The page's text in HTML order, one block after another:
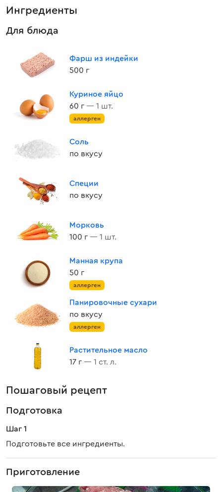
Ингредиенты
Для блюда
Фарш из индейки
500 г
Куриное яйцо
60 г — 1 шт.
аллерген
Соль
по вкусу
Специи
по вкусу
Морковь
100 г — 1 шт.
Манная крупа
50 г
аллерген
Панировочные сухари
по вкусу
аллерген
Растительное масло
17 г — 1 ст. л.
Пошаговый рецепт
Подготовка
Шаг 1
Подготовьте все ингредиенты.
Приготовление